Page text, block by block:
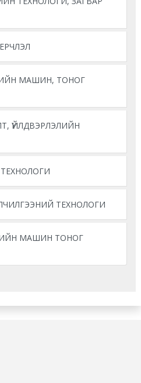
МАШИН, ТОНОГ
ҮЙЛДВЭРЛЭЛИЙН
ТЕХНОЛОГИ
ТЕХНОЛОГИ
МАШИН ТОНОГ